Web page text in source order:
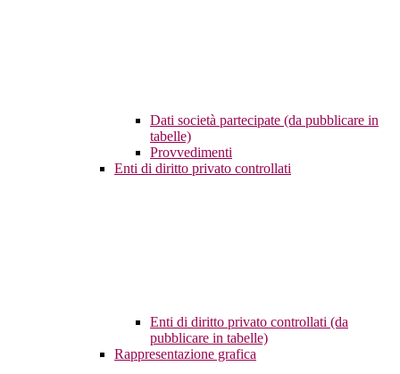
Dati società partecipate (da pubblicare in
tabelle)
Provvedimenti
Enti di diritto privato controllati
Enti di diritto privato controllati (da
pubblicare in tabelle)
Rappresentazione grafica